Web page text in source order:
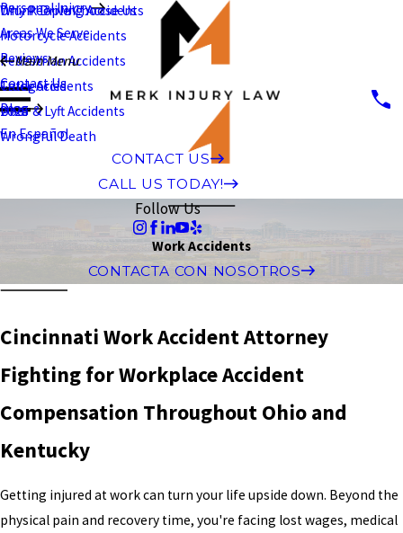
Why People Choose Us
Personal Injury
Drunk Driving Accidents
Motorcycle Accidents
Pedestrian Accidents
Truck Accidents
Uber & Lyft Accidents
Wrongful Death
Areas We Serve
Reviews
Contact Us
Blog
Main Menu
Categories
2026
En Español
CONTACT US
CALL US TODAY!
Follow Us
Work Accidents
CONTACTA CON NOSOTROS
Cincinnati Work Accident Attorney
Fighting for Workplace Accident
Compensation Throughout Ohio and
Kentucky
Getting injured at work can turn your life upside down. Beyond the
physical pain and recovery time, you're facing lost wages, medical